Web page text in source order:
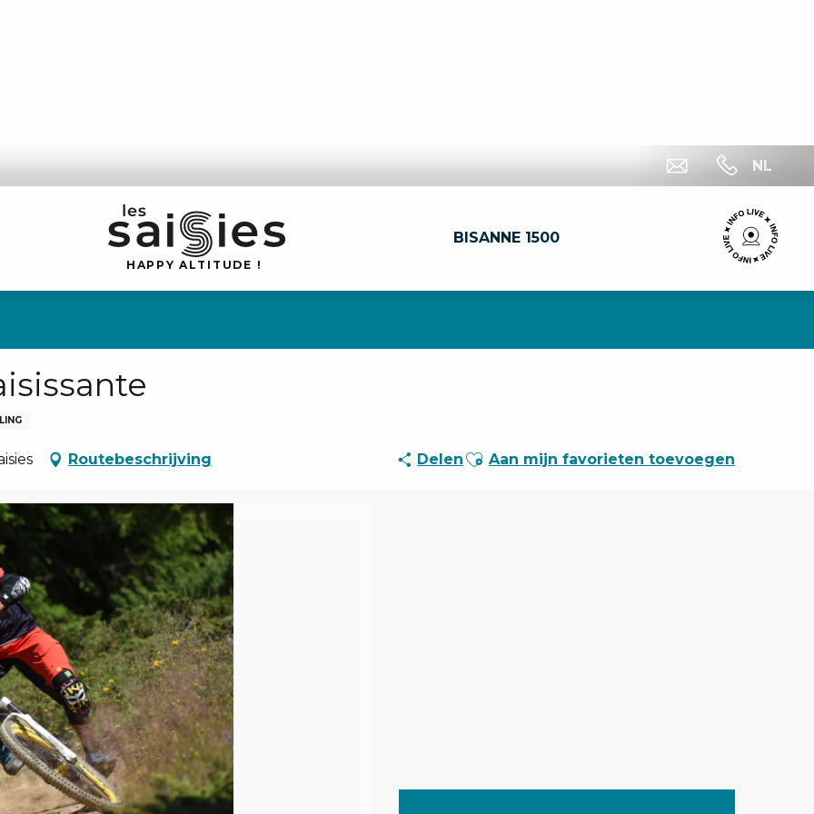
NL
HAP PY ALTI T UDE !
BISANNE 1500
Routebeschrijving Delen Ajouter aux favoris
Aan mijn favorieten toevoegen